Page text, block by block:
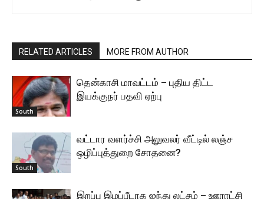
RELATED ARTICLES MORE FROM AUTHOR
South
தென்காசி மாவட்டம் – புதிய திட்ட
இயக்குநர் பதவி ஏற்பு
South
வட்டார வளர்ச்சி அலுவலர் வீட்டில் லஞ்ச
ஒழிப்புத்துறை சோதனை?
இறப்பு இழப்பீடாக ஐந்து லட்சம் – ஊராட்சி